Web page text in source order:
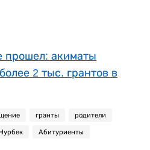
прошел: акиматы
2 тыс. грантов в
гранты родители
Абитуриенты